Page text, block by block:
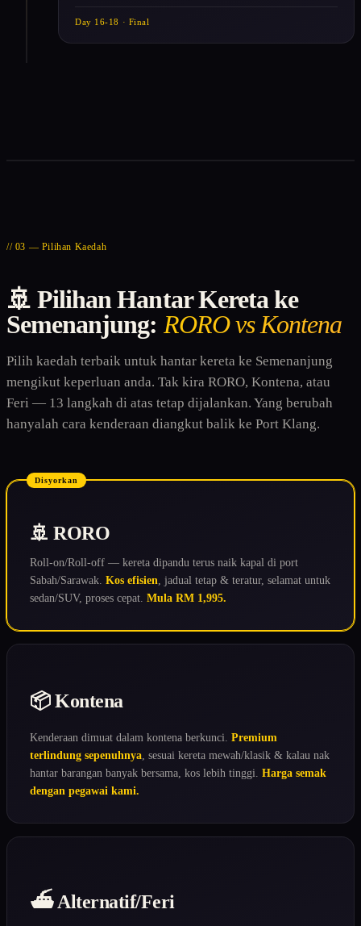
Day 16-18 · Final
// 03 — Pilihan Kaedah
🚢 Pilihan Hantar Kereta ke
Semenanjung: RORO vs Kontena
Pilih kaedah terbaik untuk hantar kereta ke Semenanjung
mengikut keperluan anda. Tak kira RORO, Kontena, atau
Feri — 13 langkah di atas tetap dijalankan. Yang berubah
hanyalah cara kenderaan diangkut balik ke Port Klang.
Disyorkan
🚢 RORO
Roll-on/Roll-off — kereta dipandu terus naik kapal di port
Sabah/Sarawak. Kos efisien, jadual tetap & teratur, selamat untuk
sedan/SUV, proses cepat. Mula RM 1,995.
📦 Kontena
Kenderaan dimuat dalam kontena berkunci. Premium
terlindung sepenuhnya, sesuai kereta mewah/klasik & kalau nak
hantar barangan banyak bersama, kos lebih tinggi. Harga semak
dengan pegawai kami.
⛴️ Alternatif/Feri